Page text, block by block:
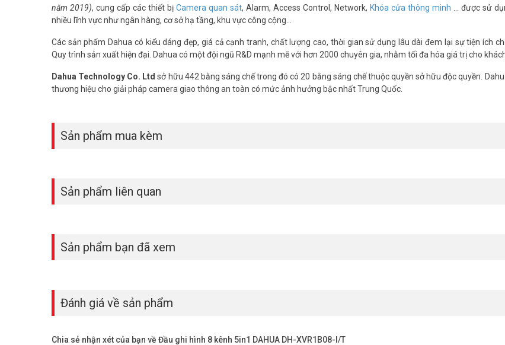
– Miễn phí tên miền SmartDDNS.TV. Sử dụng phần mềm SmartPSS Lite, DMSS.
– Phần mềm sử dụng: SmartPSS Lite, DMSS
– Công suất: <7W
– Kích thước: 197.0 mm × 204.3 mm × 41.5 mm
– Sản xuất tại Trung Quốc.
– Bảo hành: 24 tháng
hợp cho nhà ở, cửa hàng, văn phòng, sản phẩm đảm bảo giám sát mượt mà. Liên hệ ngay Vũ Hoàng Telecom để mua
Dahua giá rẻ chính hãng. Tham khảo thêm thông tin tại
năm 2019), cung cấp các thiết bị Camera quan sát, Alarm, Access Control, Network, Khóa cửa thông minh … được sử
nhiều lĩnh vực như ngân hàng, cơ sở hạ tầng, khu vực công cộng…
Các sản phẩm Dahua có kiểu dáng đẹp, giá cả cạnh tranh, chất lượng cao, thời gian sử dụng lâu dài đem lại sự tiện ích
Quy trình sản xuất hiện đại. Dahua có một đội ngũ R&D mạnh mẽ với hơn 2000 chuyên gia, nhằm tối đa hóa giá trị cho
Dahua Technology Co. Ltd sở hữu 442 bằng sáng chế trong đó có 20 bằng sáng chế thuộc quyền sở hữu độc quyền.
thương hiệu cho giải pháp camera giao thông an toàn có mức ảnh hưởng bậc nhất Trung Quốc.
Sản phẩm mua kèm
Sản phẩm liên quan
Sản phẩm bạn đã xem
Đánh giá về sản phẩm
Chia sẻ nhận xét của bạn về Đầu ghi hình 8 kênh 5in1 DAHUA DH-XVR1B08-I/T